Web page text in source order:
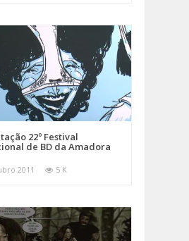
22º Festival
de BD da Amadora
2011 5 K